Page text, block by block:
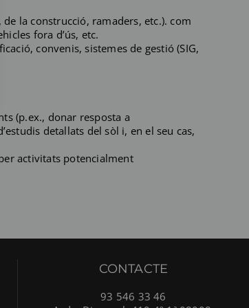
la construcció, ramaders, etc.). com
fora d’ús, etc.
convenis, sistemes de gestió (SIG,
(p.ex., donar resposta a
detallats del sòl i, en el seu cas,
activitats potencialment
CONTACTE
93 546 33 46